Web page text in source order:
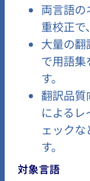
両言語の
重校正で
大量の翻
で用語集
す。
翻訳品質
による
ェック
す。
対象言語